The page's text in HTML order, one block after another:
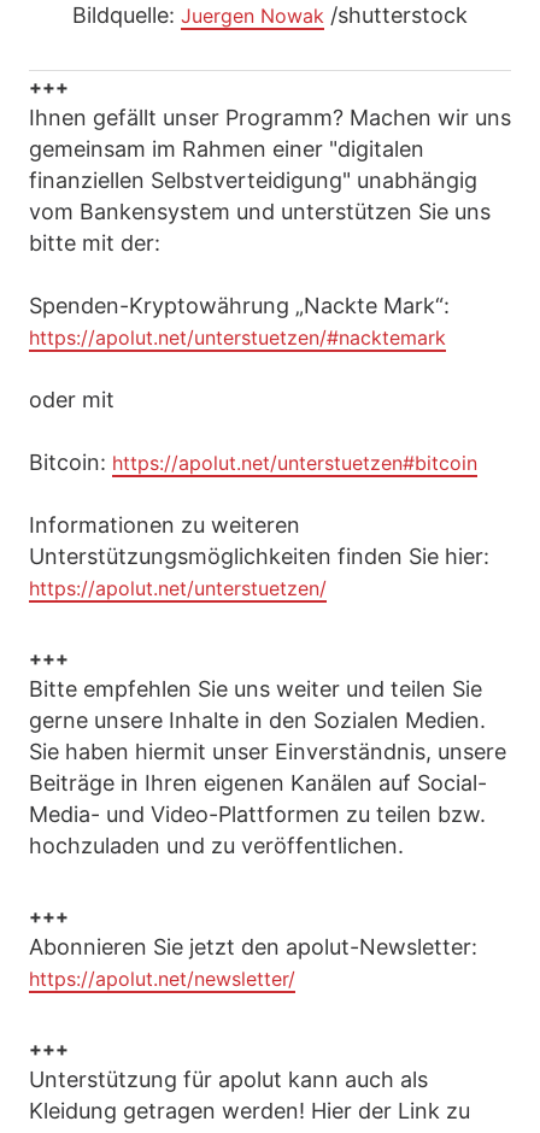
Bildquelle: Juergen Nowak /shutterstock
+++
Ihnen gefällt unser Programm? Machen wir uns
gemeinsam im Rahmen einer "digitalen
finanziellen Selbstverteidigung" unabhängig
vom Bankensystem und unterstützen Sie uns
bitte mit der:
Spenden-Kryptowährung „Nackte Mark“:
https://apolut.net/unterstuetzen/#nacktemark
oder mit
Bitcoin: https://apolut.net/unterstuetzen#bitcoin
Informationen zu weiteren
Unterstützungsmöglichkeiten finden Sie hier:
https://apolut.net/unterstuetzen/
+++
Bitte empfehlen Sie uns weiter und teilen Sie
gerne unsere Inhalte in den Sozialen Medien.
Sie haben hiermit unser Einverständnis, unsere
Beiträge in Ihren eigenen Kanälen auf Social-
Media- und Video-Plattformen zu teilen bzw.
hochzuladen und zu veröffentlichen.
+++
Abonnieren Sie jetzt den apolut-Newsletter:
https://apolut.net/newsletter/
+++
Unterstützung für apolut kann auch als
Kleidung getragen werden! Hier der Link zu